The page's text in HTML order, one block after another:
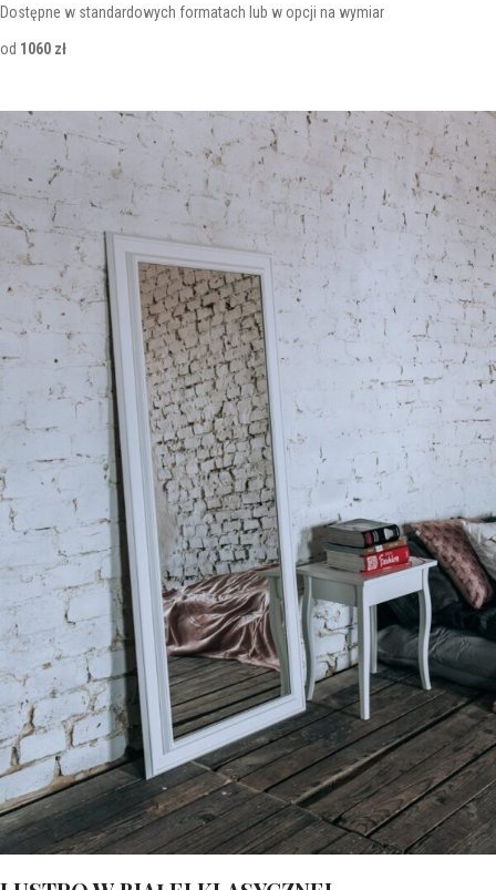
Dostępne w standardowych formatach lub w opcji na wymiar
od 1060 zł